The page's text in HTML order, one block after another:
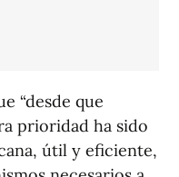
“desde que
prioridad ha sido
útil y eficiente,